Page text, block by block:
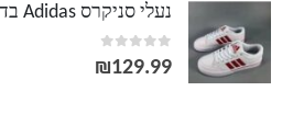
נעלי סניקרס Adidas בד קנבס
0
out of 5
₪129.99